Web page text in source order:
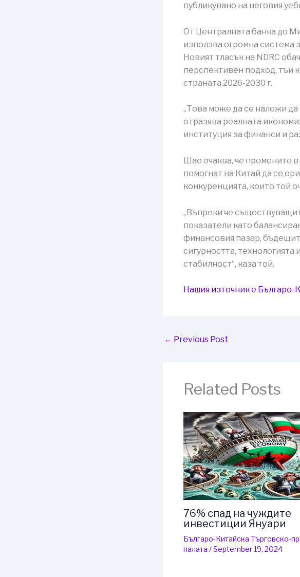
публикувано на неговия
От Централната банка до
използва огромна система
Новият тласък на NDRC
перспективен подход, тъй
страната 2026-2030 г.
„Това може да се наложи
отразява реалната
институция за финанси и
Шао очаква, че промените
помогнат на Китай да се
конкуренцията, които той
„Въпреки че
показатели като
финансовия пазар,
сигурността, технологията
стабилност“, каза той.
Нашия източник е
← Previous Post
Related Posts
76% спад на чуждите
инвестиции Януари
Българо-Китайска Търговско-
палaта /September 19, 2024